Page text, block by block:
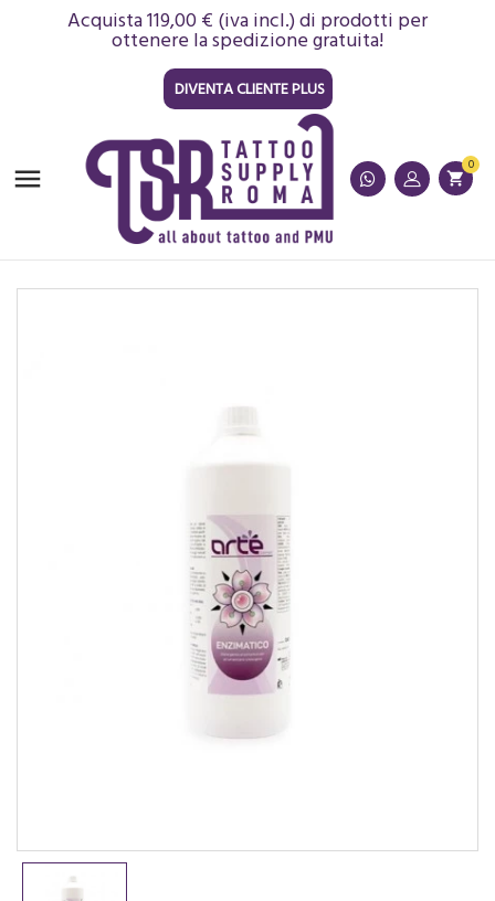
Acquista 119,00 € (iva incl.) di prodotti per
ottenere la spedizione gratuita!
DIVENTA CLIENTE PLUS
 shopping_cart
0